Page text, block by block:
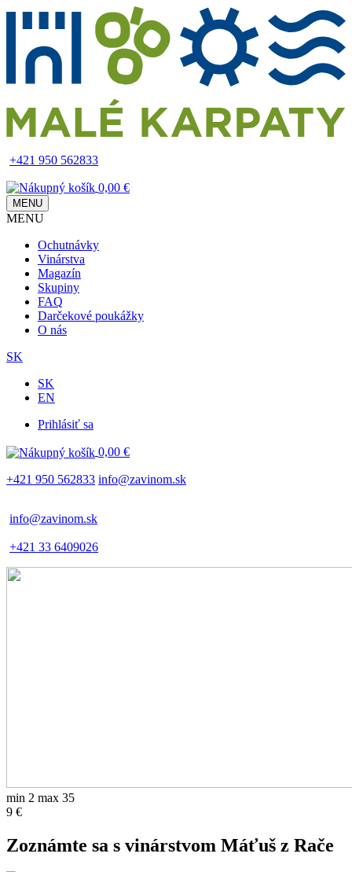
Skip
content
+421 950 562833
0,00 €
MENU
navigation
MENU
Ochutnávky
Vinárstva
Magazín
Skupiny
FAQ
Darčekové poukážky
O nás
SK
SK
EN
menu
Prihlásiť sa
0,00 €
+421 950 562833 info@zavinom.sk
info@zavinom.sk
+421 33 6409026
min 2 max 35
9 €
Zoznámte sa s vinárstvom Máťuš z Rače